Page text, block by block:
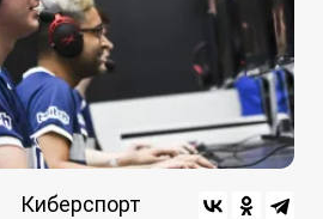
Киберспорт